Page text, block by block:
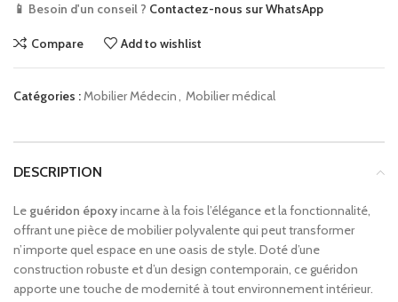
📱 Besoin d'un conseil ? Contactez-nous sur WhatsApp
Compare Add to wishlist
Catégories :Mobilier Médecin, Mobilier médical
DESCRIPTION
Le guéridon époxyincarne à la fois l’élégance et la fonctionnalité,
offrant une pièce de mobilier polyvalente qui peut transformer
n’importe quel espace en une oasis de style. Doté d’une
construction robuste et d’un design contemporain, ce guéridon
apporte une touche de modernité à tout environnement intérieur.